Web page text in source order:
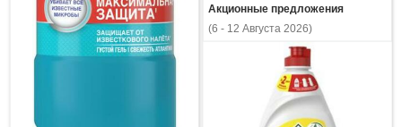
Акционные предложения
(6 - 12 Августа 2026)